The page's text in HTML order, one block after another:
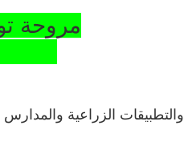
مروحة
الزراعية